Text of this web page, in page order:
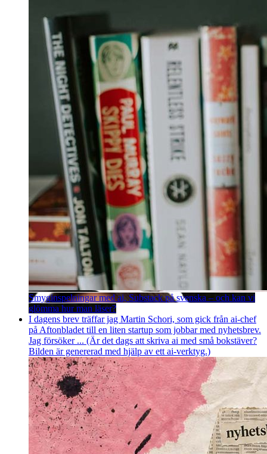
Smyginspelningar med ai, Substack på svenska – och kan vi
glömma hur man läser?
I dagens brev träffar jag Martin Schori, som gick från ai-chef
på Aftonbladet till en liten startup som jobbar med nyhetsbrev.
Jag försöker ... (Är det dags att skriva ai med små bokstäver?
Bilden är genererad med hjälp av ett ai-verktyg.)